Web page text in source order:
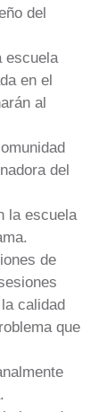
del
escuela
en el
al
del
la escuela
de
calidad
que